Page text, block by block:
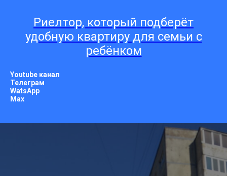
Youtube канал
Телеграм
Риелтор, который подберёт
удобную квартиру для семьи с
ребёнком
WatsApp
Мах